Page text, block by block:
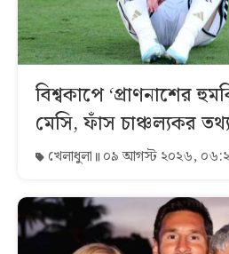
বিশ্বকাপে ‘প্রাণনাশের
মেসি, ফাঁস চাঞ্চল্যকর
খেলাধুলা ০৯ আগস্ট ২০২৬,